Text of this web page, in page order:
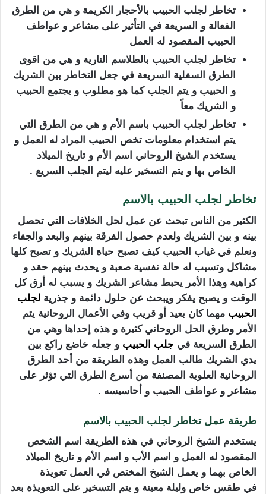
تخاطر لجلب الحبيب بالأحجار الكريمة و هي من الطرق
الفعالة و السريعة في التأثير على مشاعر و عواطف
الحبيب المقصود له العمل
تخاطر لجلب الحبيب بالطلاسم النارية و هي من اقوى
الطرق السفلية السريعة في جعل التخاطر بين الشريك
و الحبيب و يتم الجلب كما هو مطلوب و يجتمع الحبيب
و الشريك معاً
تخاطر لجلب الحبيب باسم الأم و هي من الطرق التي
يتم استخدام معلومات تخص الحبيب المراد له العمل و
يستخدم الشيخ الروحاني اسم الأم و تاريخ الميلاد
الخاص بها و يتم التسخير عليه ليتم الجلب السريع .
تخاطر لجلب الحبيب بالاسم
الكثير من الناس تبحث عن عمل لحل الخلافات التي تحصل
بينه و بين الشريك ولعدم حصول الفرقة بينهم والبعد والجفاء
ونعلم في غياب الحبيب كيف تصبح حياة الشريك و تصبح كلها
مشاكل وتسبب له حالة نفسية صعبة و يحدث بينهم حقد و
كراهية وهذا الأمر يحبط مشاعر الشريك و يسبب له أرق كل
الوقت و يصبح يفكر ويبحث عن حلول دائمة و جذرية لجلب
الحبيب مهما كان بعيد أو قريب وفي الأعمال الروحانية يتم
الأمر وطرق الحل الروحاني كثيرة و هذه إحداها وهي من
الطرق السريعة في جلب الحبيب و جعله خاضع راكع بين
يدي الشريك طالب العمل وهذه الطريقة من أحد الطرق
الروحانية العلوية المصنفة من أسرع الطرق التي تؤثر على
مشاعر و عواطف الحبيب و أحاسيسه .
طريقة عمل تخاطر لجلب الحبيب بالاسم
يستخدم الشيخ الروحاني في هذه الطريقة اسم الشخص
المقصود له العمل و اسم الأب و اسم الأم و تاريخ الميلاد
الخاص بهما و يعمل الشيخ المختص في العمل تعويذة
في طقس خاص وليلة معينة و يتم التسخير على التعويذة بعد